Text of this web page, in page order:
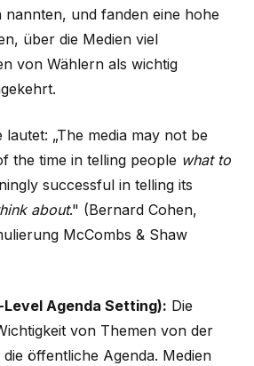
nannten, und fanden eine hohe
über die Medien viel
von Wählern als wichtig
„The media may not be
the time in telling people what to
successful in telling its
about." (Bernard Cohen,
McCombs & Shaw
Agenda Setting): Die
von Themen von der
öffentliche Agenda. Medien